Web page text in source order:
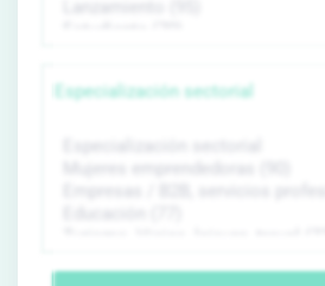
Especialización sectorial